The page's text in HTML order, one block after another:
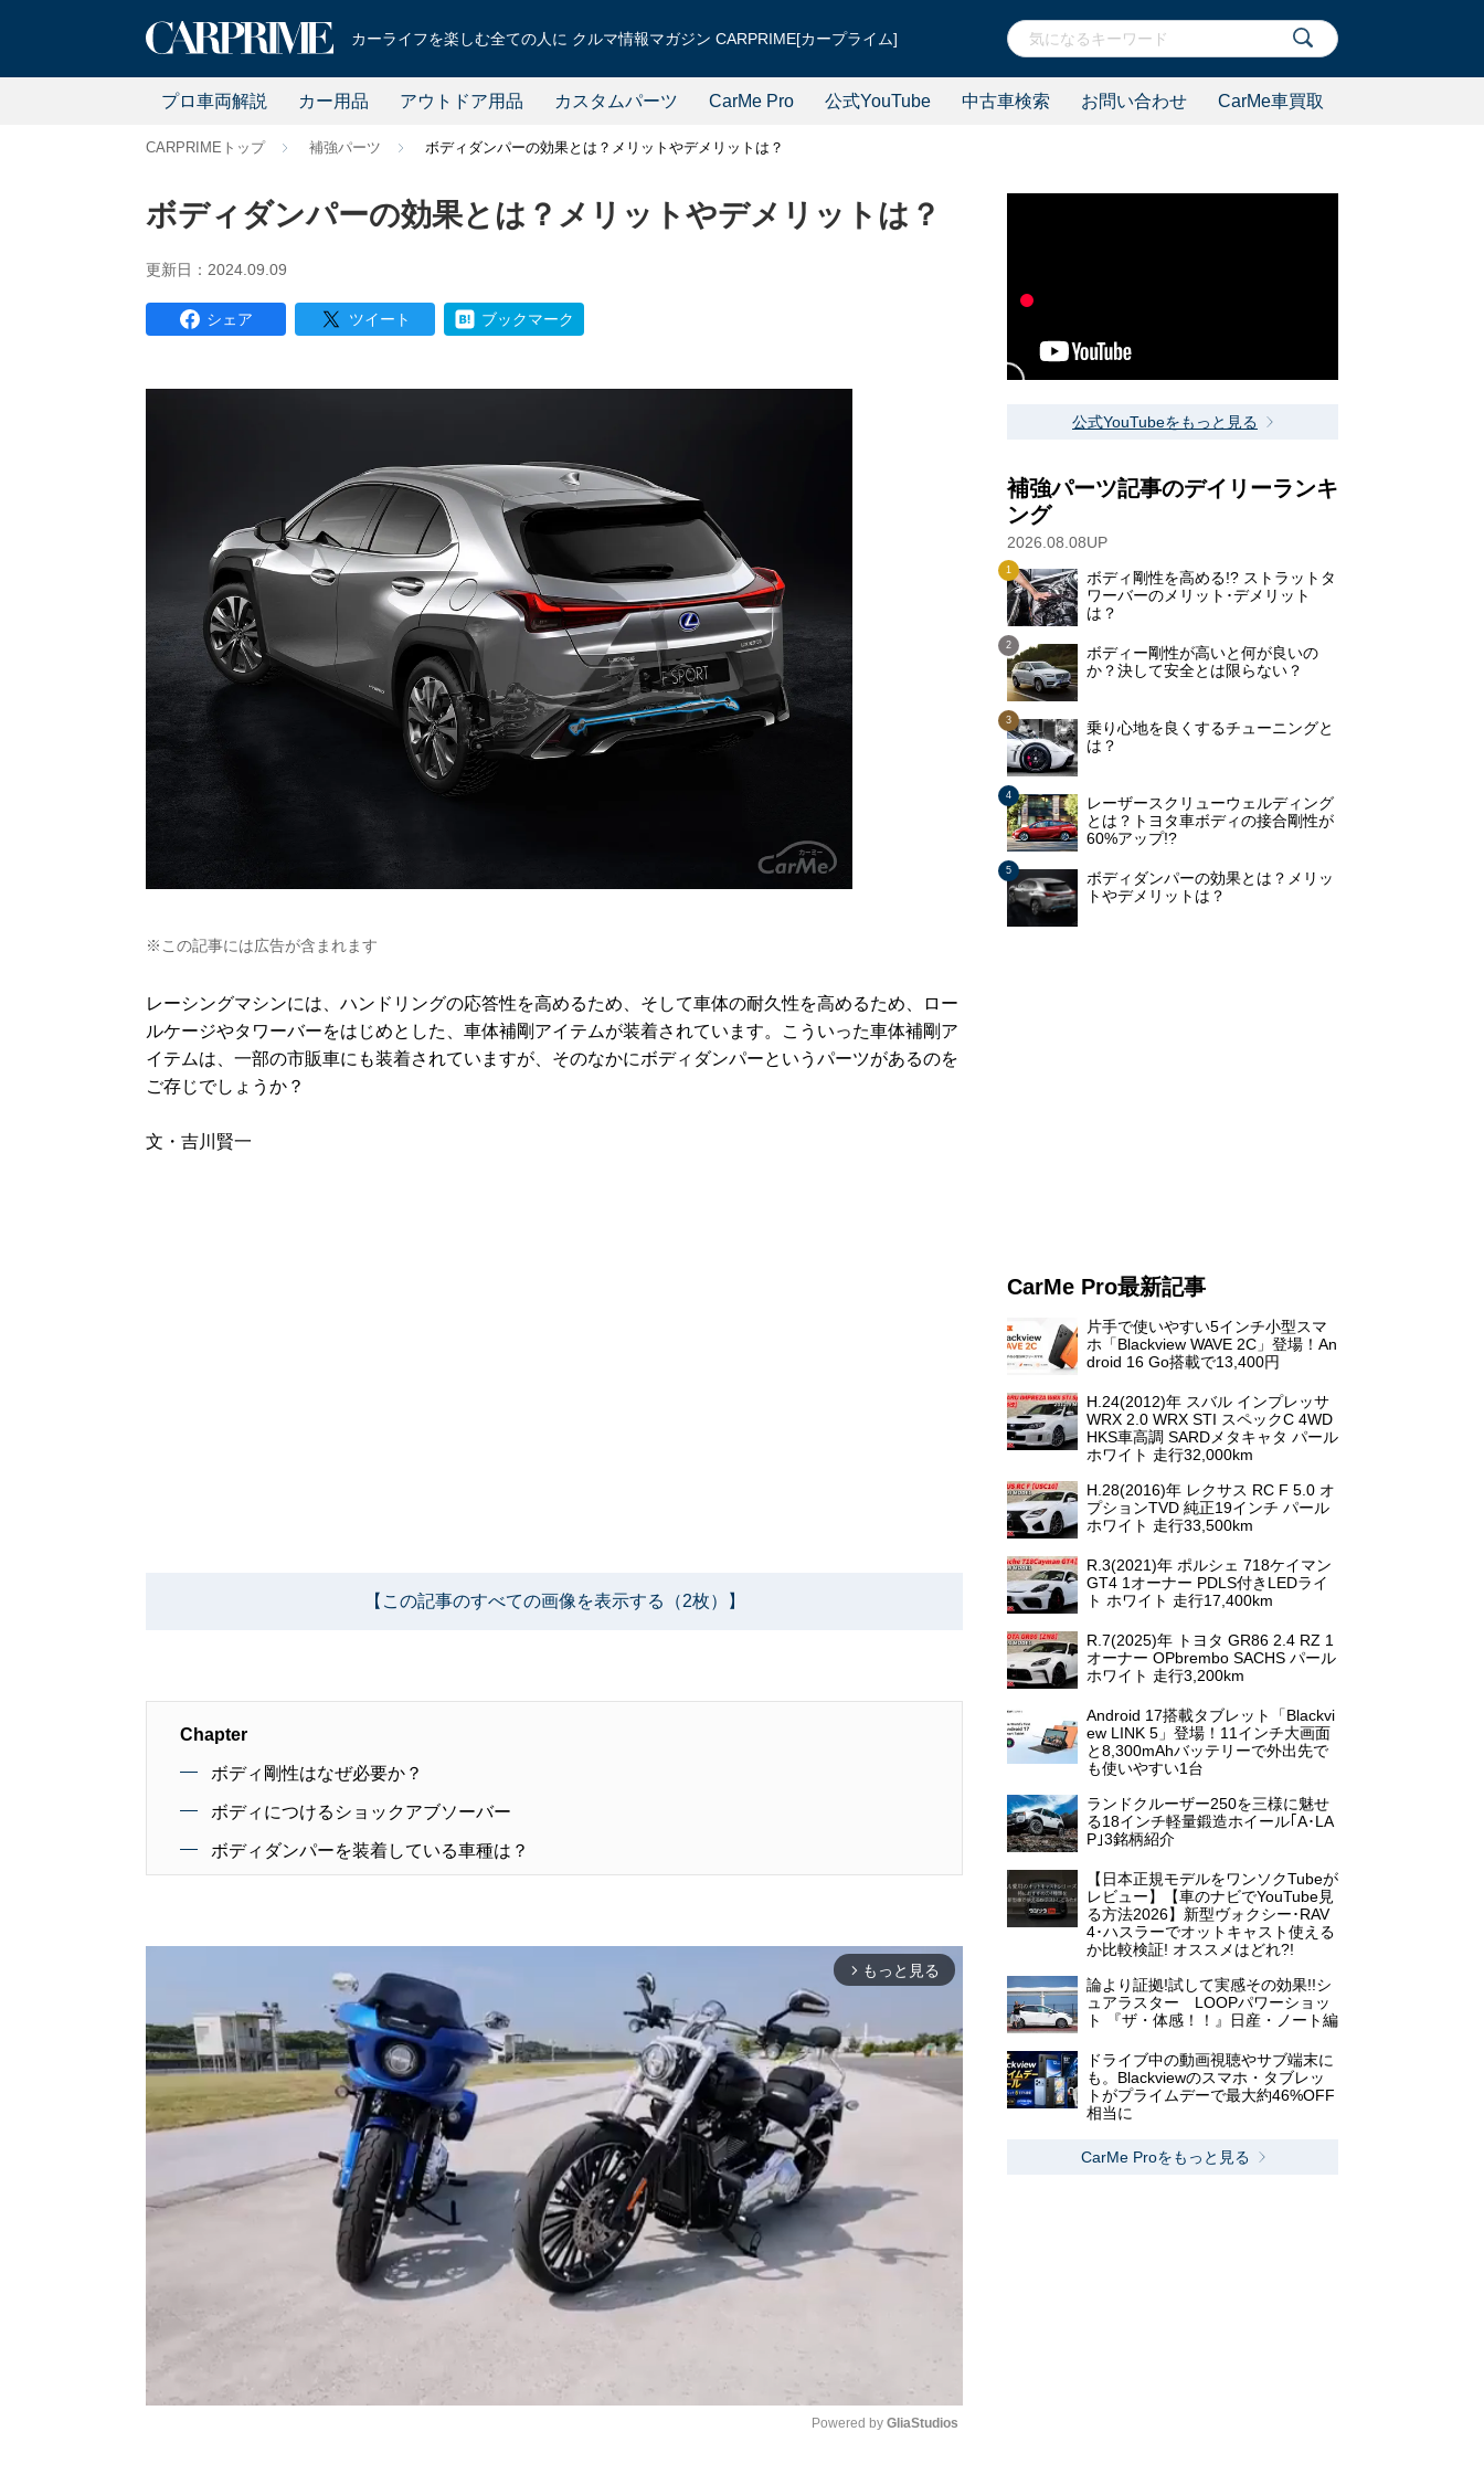
カーライフを楽しむ全ての人に クルマ情報マガジン CARPRIME[カープライム]
プロ車両解説 カー用品 アウトドア用品 カスタムパーツ CarMe Pro 公式YouTube 中古車検索 お問い合わせ CarMe車買取
CARPRIMEトップ 補強パーツ ボディダンパーの効果とは？メリットやデメリットは？
ボディダンパーの効果とは？メリットやデメリットは？
更新日：2024.09.09
シェア ツイート ブックマーク
※この記事には広告が含まれます
レーシングマシンには、ハンドリングの応答性を高めるため、そして車体の耐久性を高めるため、ロー
ルケージやタワーバーをはじめとした、車体補剛アイテムが装着されています。こういった車体補剛ア
イテムは、一部の市販車にも装着されていますが、そのなかにボディダンパーというパーツがあるのを
ご存じでしょうか？
文・吉川賢一
【この記事のすべての画像を表示する（2枚）】
Chapter
ボディ剛性はなぜ必要か？
ボディにつけるショックアブソーバー
ボディダンパーを装着している車種は？
arrow_forward_ios もっと見る
Powered by GliaStudios
公式YouTubeをもっと見る
補強パーツ記事のデイリーランキ
ング
2026.08.08UP
ボディ剛性を高める!? ストラットタ
ワーバーのメリット･デメリット
は？
ボディー剛性が高いと何が良いの
か？決して安全とは限らない？
乗り心地を良くするチューニングと
は？
レーザースクリューウェルディング
とは？トヨタ車ボディの接合剛性が
60%アップ!?
ボディダンパーの効果とは？メリッ
トやデメリットは？
CarMe Pro最新記事
片手で使いやすい5インチ小型スマ
ホ「Blackview WAVE 2C」登場！An
droid 16 Go搭載で13,400円
H.24(2012)年 スバル インプレッサ
WRX 2.0 WRX STI スペックC 4WD
HKS車高調 SARDメタキャタ パール
ホワイト 走行32,000km
H.28(2016)年 レクサス RC F 5.0 オ
プションTVD 純正19インチ パール
ホワイト 走行33,500km
R.3(2021)年 ポルシェ 718ケイマン
GT4 1オーナー PDLS付きLEDライ
ト ホワイト 走行17,400km
R.7(2025)年 トヨタ GR86 2.4 RZ 1
オーナー OPbrembo SACHS パール
ホワイト 走行3,200km
Android 17搭載タブレット「Blackvi
ew LINK 5」登場！11インチ大画面
と8,300mAhバッテリーで外出先で
も使いやすい1台
ランドクルーザー250を三様に魅せ
る18インチ軽量鍛造ホイール｢A･LA
P｣3銘柄紹介
【日本正規モデルをワンソクTubeが
レビュー】【車のナビでYouTube見
る方法2026】新型ヴォクシー･RAV
4･ハスラーでオットキャスト使える
か比較検証! オススメはどれ?!
論より証拠!試して実感その効果!!シ
ュアラスター LOOPパワーショッ
ト 『ザ・体感！！』日産・ノート編
ドライブ中の動画視聴やサブ端末に
も。Blackviewのスマホ・タブレッ
トがプライムデーで最大約46%OFF
相当に
CarMe Proをもっと見る